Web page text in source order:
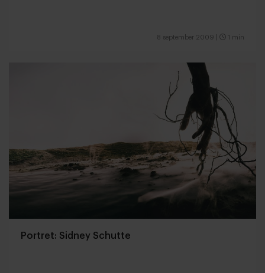
8 september 2009 1 min
Portret: Sidney Schutte